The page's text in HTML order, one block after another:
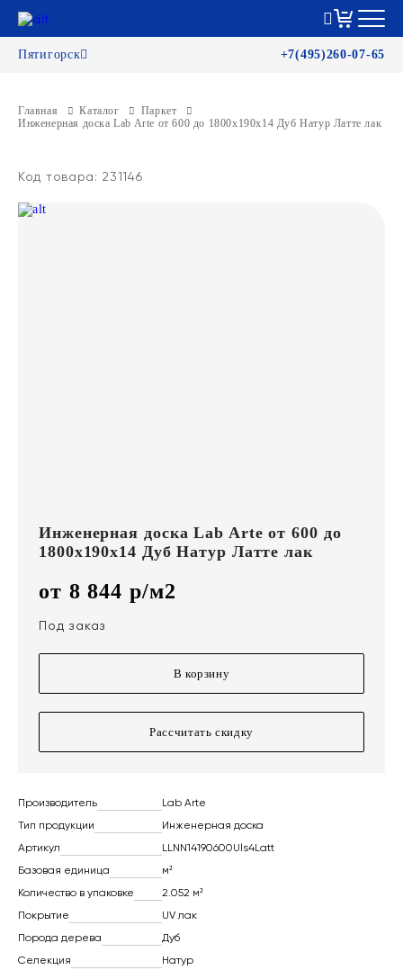
Пятигорск +7(495)260-07-65
Главная Каталог
Паркет
Инженерная доска Lab Arte от 600 до 1800х190х14 Дуб Натур Латте лак
Код товара: 231146
Инженерная доска Lab Arte от 600 до
1800х190х14 Дуб Натур Латте лак
от 8 844 р/м2
Под заказ
В корзину
Рассчитать скидку
Производитель
Lab Arte
Тип продукции
Инженерная доска
Артикул
LLNN14190600Uls4Latt
Базовая единица
м²
Количество в упаковке
2.052 м²
Покрытие
UV лак
Порода дерева
Дуб
Селекция
Натур